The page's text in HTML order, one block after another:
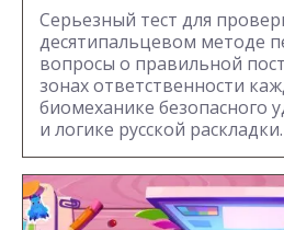
Серьезный тест для
десятипальцевом методе
вопросы о правильной
зонах ответственности
биомеханике безопасного
и логике русской раскладки.